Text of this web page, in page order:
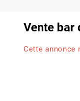
Vente bar
Cette annonce